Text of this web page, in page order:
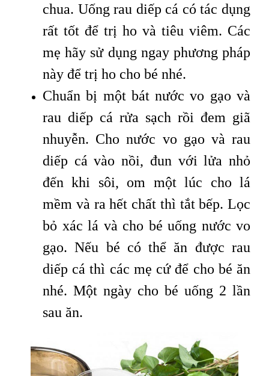
chua. Uống rau diếp cá có tác dụng
rất tốt để trị ho và tiêu viêm. Các
mẹ hãy sử dụng ngay phương pháp
này để trị ho cho bé nhé.
Chuẩn bị một bát nước vo gạo và
rau diếp cá rửa sạch rồi đem giã
nhuyễn. Cho nước vo gạo và rau
diếp cá vào nồi, đun với lửa nhỏ
đến khi sôi, om một lúc cho lá
mềm và ra hết chất thì tắt bếp. Lọc
bỏ xác lá và cho bé uống nước vo
gạo. Nếu bé có thể ăn được rau
diếp cá thì các mẹ cứ để cho bé ăn
nhé. Một ngày cho bé uống 2 lần
sau ăn.